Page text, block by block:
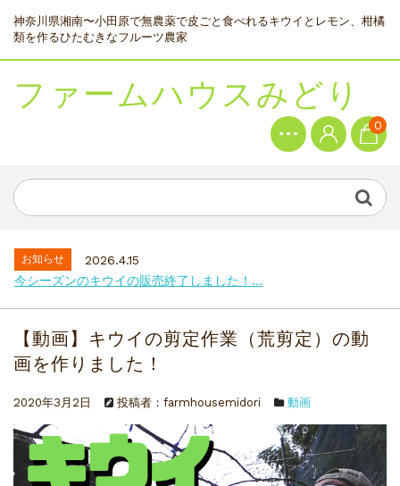
神奈川県湘南〜小田原で無農薬で皮ごと食べれるキウイとレモン、柑橘
類を作るひたむきなフルーツ農家
ファームハウスみどり 0
お知らせ
2026.4.15
今シーズンのキウイの販売終了しました！...
【動画】キウイの剪定作業（荒剪定）の動
画を作りました！
2020年3月2日 投稿者：farmhousemidori 動画